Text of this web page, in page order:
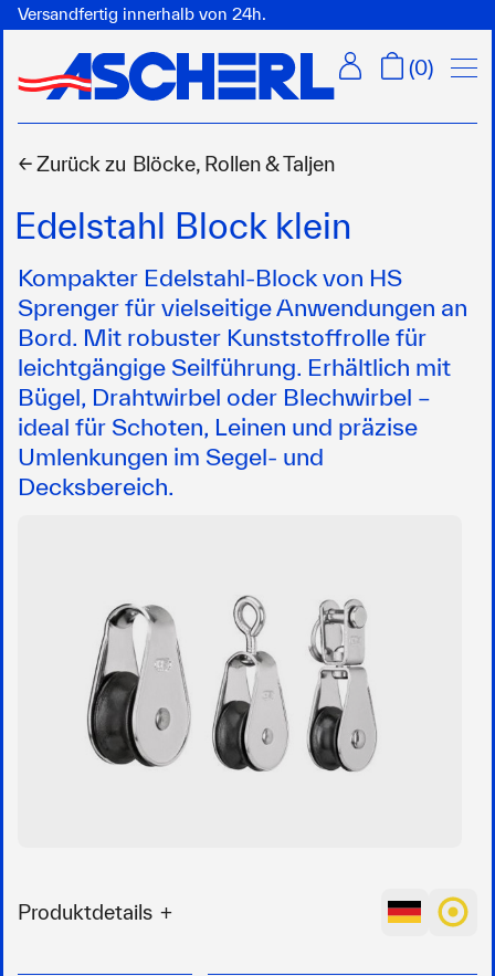
Versandfertig innerhalb von 24h.
(0)
← Zurück zu Blöcke, Rollen & Taljen
Edelstahl Block klein
Kompakter Edelstahl-Block von HS
Sprenger für vielseitige Anwendungen an
Bord. Mit robuster Kunststoffrolle für
leichtgängige Seilführung. Erhältlich mit
Bügel, Drahtwirbel oder Blechwirbel –
ideal für Schoten, Leinen und präzise
Umlenkungen im Segel- und
Decksbereich.
Produktdetails